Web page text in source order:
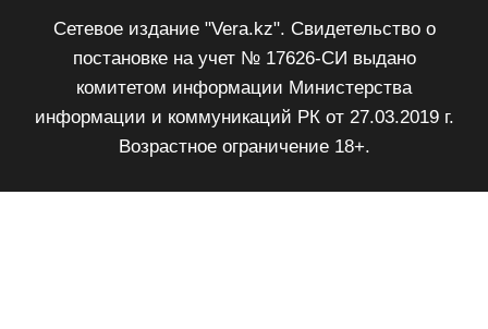
Сетевое издание "Vera.kz". Свидетельство о
постановке на учет № 17626-СИ выдано
комитетом информации Министерства
информации и коммуникаций РК от 27.03.2019 г.
Возрастное ограничение 18+.